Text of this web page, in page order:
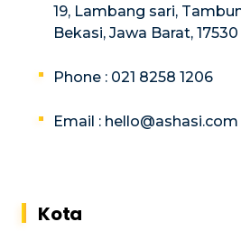
19, Lambang sari,
Bekasi, Jawa Barat,
Phone : 021 8258 1206
Email : hello@ashasi.com
Kota